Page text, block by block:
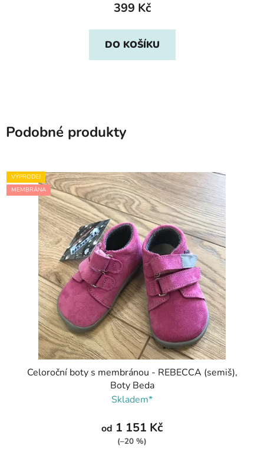
399 Kč
DO KOŠÍKU
Podobné produkty
VÝPRODEJ
MEMBRÁNA
Celoroční boty s membránou - REBECCA (semiš),
Boty Beda
Skladem*
od 1 151 Kč
(–20 %)